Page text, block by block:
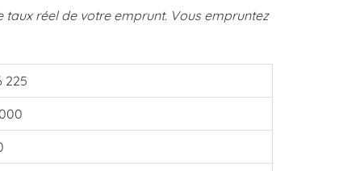
réel de votre emprunt. Vous empruntez
225